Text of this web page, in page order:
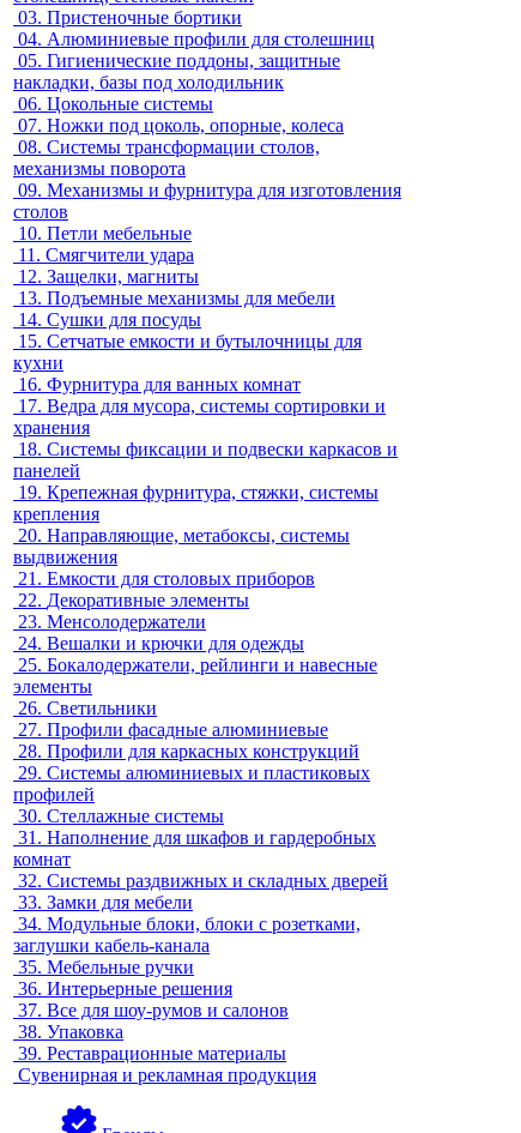
03. Пристеночные бортики
04. Алюминиевые профили для столешниц
05. Гигиенические поддоны, защитные
накладки, базы под холодильник
06. Цокольные системы
07. Ножки под цоколь, опорные, колеса
08. Системы трансформации столов,
механизмы поворота
09. Механизмы и фурнитура для изготовления
столов
10. Петли мебельные
11. Смягчители удара
12. Защелки, магниты
13. Подъемные механизмы для мебели
14. Сушки для посуды
15. Сетчатые емкости и бутылочницы для
кухни
16. Фурнитура для ванных комнат
17. Ведра для мусора, системы сортировки и
хранения
18. Системы фиксации и подвески каркасов и
панелей
19. Крепежная фурнитура, стяжки, системы
крепления
20. Направляющие, метабоксы, системы
выдвижения
21. Емкости для столовых приборов
22. Декоративные элементы
23. Менсолодержатели
24. Вешалки и крючки для одежды
25. Бокалодержатели, рейлинги и навесные
элементы
26. Светильники
27. Профили фасадные алюминиевые
28. Профили для каркасных конструкций
29. Системы алюминиевых и пластиковых
профилей
30. Стеллажные системы
31. Наполнение для шкафов и гардеробных
комнат
32. Системы раздвижных и складных дверей
33. Замки для мебели
34. Модульные блоки, блоки с розетками,
заглушки кабель-канала
35. Мебельные ручки
36. Интерьерные решения
37. Все для шоу-румов и салонов
38. Упаковка
39. Реставрационные материалы
Сувенирная и рекламная продукция